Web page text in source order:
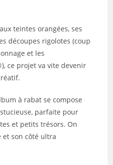
teintes orangées, ses
découpes rigolotes (coup
et les
ce projet va vite devenir
à rabat se compose
parfaite pour
et petits trésors. On
et son côté ultra